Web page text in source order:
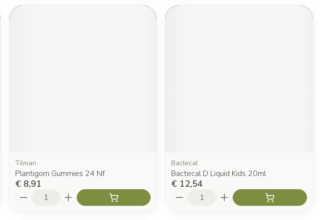
Tilman
Plantigom Gummies 24 Nf
€ 8,91
Bactecal
Bactecal D Liquid Kids 20ml
€ 12,54